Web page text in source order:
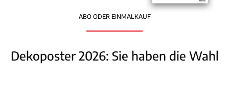
ABO ODER EINMALKAUF
Dekoposter 2026: Sie haben die Wahl